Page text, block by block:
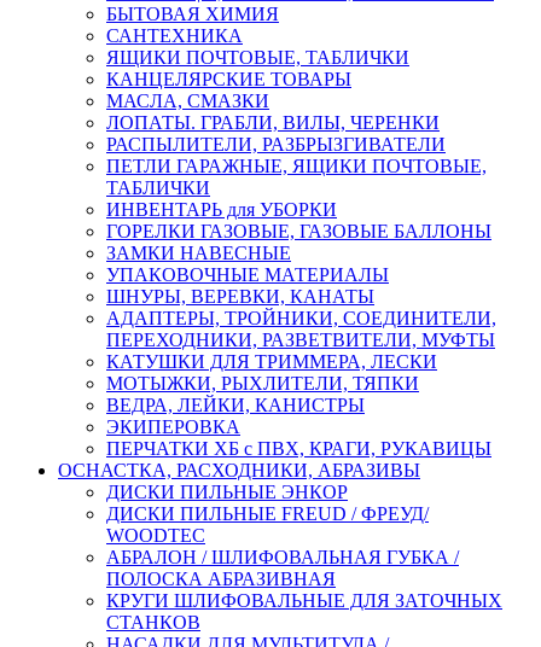
БЫТОВАЯ ХИМИЯ
САНТЕХНИКА
ЯЩИКИ ПОЧТОВЫЕ, ТАБЛИЧКИ
КАНЦЕЛЯРСКИЕ ТОВАРЫ
МАСЛА, СМАЗКИ
ЛОПАТЫ. ГРАБЛИ, ВИЛЫ, ЧЕРЕНКИ
РАСПЫЛИТЕЛИ, РАЗБРЫЗГИВАТЕЛИ
ПЕТЛИ ГАРАЖНЫЕ, ЯЩИКИ ПОЧТОВЫЕ,
ТАБЛИЧКИ
ИНВЕНТАРЬ для УБОРКИ
ГОРЕЛКИ ГАЗОВЫЕ, ГАЗОВЫЕ БАЛЛОНЫ
ЗАМКИ НАВЕСНЫЕ
УПАКОВОЧНЫЕ МАТЕРИАЛЫ
ШНУРЫ, ВЕРЕВКИ, КАНАТЫ
АДАПТЕРЫ, ТРОЙНИКИ, СОЕДИНИТЕЛИ,
ПЕРЕХОДНИКИ, РАЗВЕТВИТЕЛИ, МУФТЫ
КАТУШКИ ДЛЯ ТРИММЕРА, ЛЕСКИ
МОТЫЖКИ, РЫХЛИТЕЛИ, ТЯПКИ
ВЕДРА, ЛЕЙКИ, КАНИСТРЫ
ЭКИПЕРОВКА
ПЕРЧАТКИ ХБ с ПВХ, КРАГИ, РУКАВИЦЫ
ОСНАСТКА, РАСХОДНИКИ, АБРАЗИВЫ
ДИСКИ ПИЛЬНЫЕ ЭНКОР
ДИСКИ ПИЛЬНЫЕ FREUD / ФРЕУД/
WOODTEC
АБРАЛОН / ШЛИФОВАЛЬНАЯ ГУБКА /
ПОЛОСКА АБРАЗИВНАЯ
КРУГИ ШЛИФОВАЛЬНЫЕ ДЛЯ ЗАТОЧНЫХ
СТАНКОВ